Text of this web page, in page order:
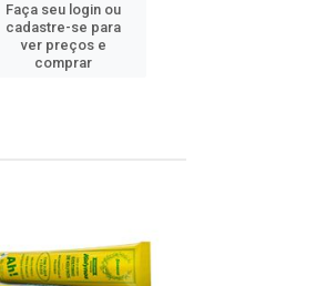
Faça seu login ou
cadastre-se para
ver preços e
comprar